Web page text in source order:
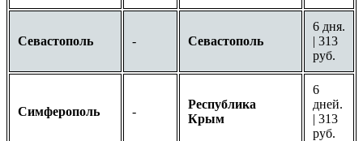
Севастополь - Севастополь
6 дня.
| 313
руб.
Симферополь -
Республика
Крым
6
дней.
| 313
руб.